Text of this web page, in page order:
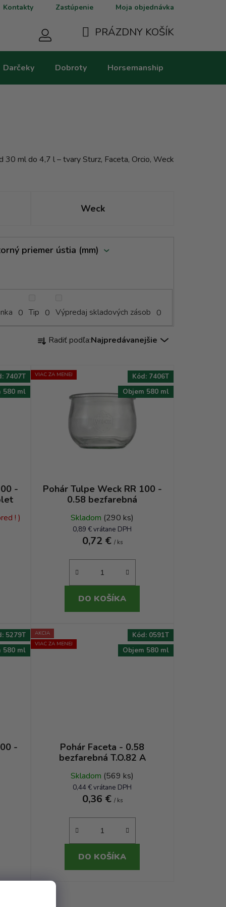
Kontakty Zastúpenie Moja objednávka
KOŠÍK
PRÁZDNY KOŠÍK
Darčeky Dobroty Horsemanship
30 ml do 4,7 l – tvary Sturz, Faceta, Orcio, Weck
Weck
R
a
e
Radiť podľa:Najpredávanejšie
0 Tip 0 Výpredaj skladových zásob 0
priemer ústia (mm)
-
! )
580 ml
7407T VIAC ZA MENEJ
Pohár Tulpe Weck RR 100 -
0.58 bezfarebná
Skladom (290 ks)
0,89 € vrátane DPH
0,72 € / ks
DO KOŠÍKA
Objem 580 ml
Kód: 7406T
-
580 ml
5279T
AKCIA
VIAC ZA MENEJ
Pohár Faceta - 0.58
bezfarebná T.O.82 A
Skladom (569 ks)
0,44 € vrátane DPH
0,36 € / ks
DO KOŠÍKA
Objem 580 ml
Kód: 0591T